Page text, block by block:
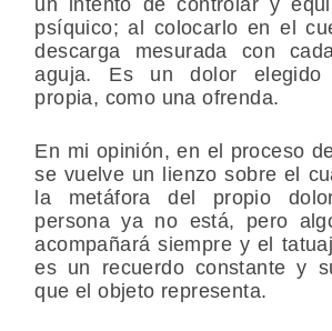
psíquico; al colocarlo en el
descarga mesurada con
aguja. Es un dolor elegido
propia, como una ofrenda.
En mi opinión, en el proceso
se vuelve un lienzo sobre el
la metáfora del propio
persona ya no está, pero
acompañará siempre y el
es un recuerdo constante y
que el objeto representa.